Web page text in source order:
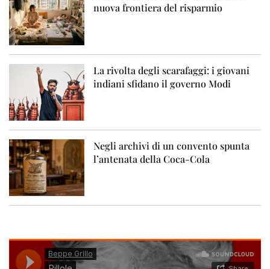
nuova frontiera del risparmio
La rivolta degli scarafaggi: i giovani
indiani sfidano il governo Modi
Negli archivi di un convento spunta
l’antenata della Coca-Cola